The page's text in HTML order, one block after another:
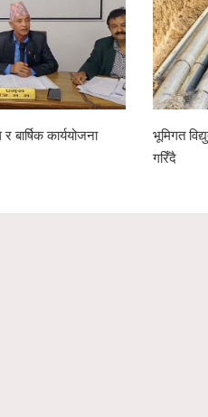
भूमिगत विद्युतीकरणअन्तर्गत ११ केभी